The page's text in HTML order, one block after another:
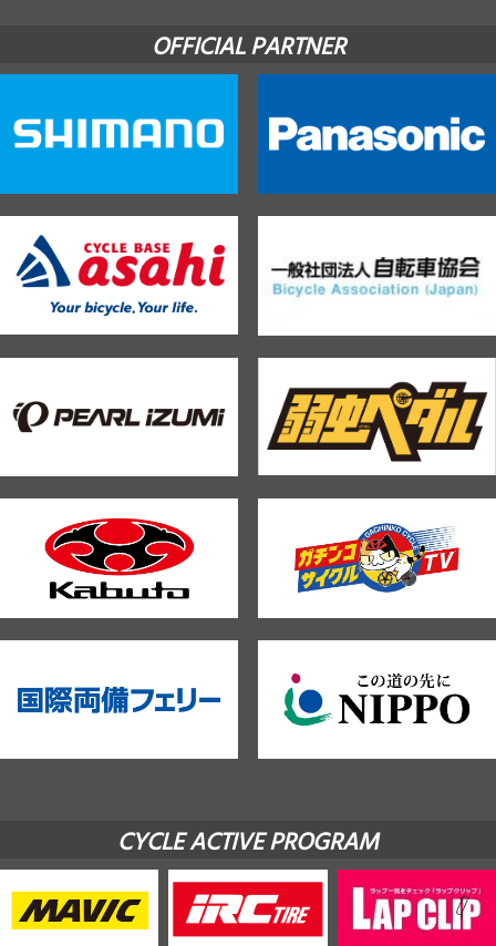
OFFICIAL PARTNER
CYCLE ACTIVE PROGRAM